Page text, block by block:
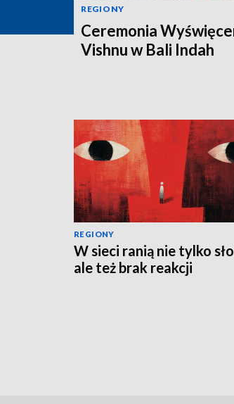
REGIONY
Ceremonia
Vishnu w Bali Indah
REGIONY
W sieci ranią nie tylko
ale też brak reakcji